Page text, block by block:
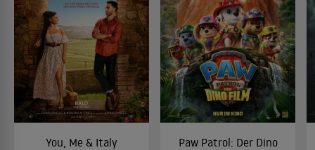
You, Me & Italy
Paw Patrol: Der Dino